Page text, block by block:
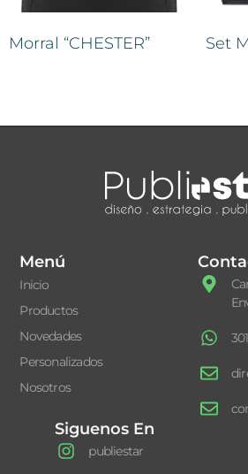
Morral “CHESTER” Set
Menú
Inicio
Productos
Novedades
Personalizados
Nosotros
Siguenos En
publiestar